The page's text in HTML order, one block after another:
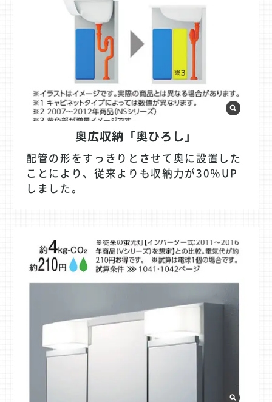
奥広収納「奥ひろし」
配管の形をすっきりとさせて奥に設置した
ことにより、従来よりも収納力が30％UP
しました。